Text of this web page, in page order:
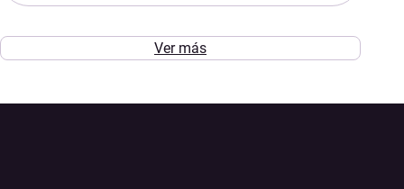
Ver más